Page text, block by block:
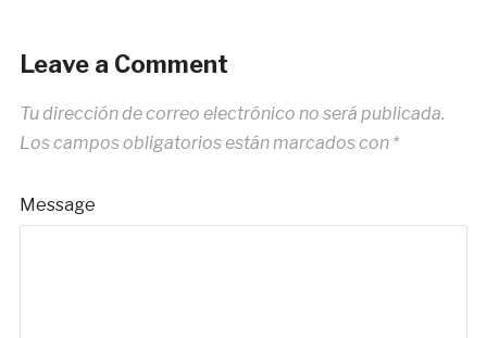
Leave a Comment
Tu dirección de correo electrónico no será publicada.
Los campos obligatorios están marcados con *
Message